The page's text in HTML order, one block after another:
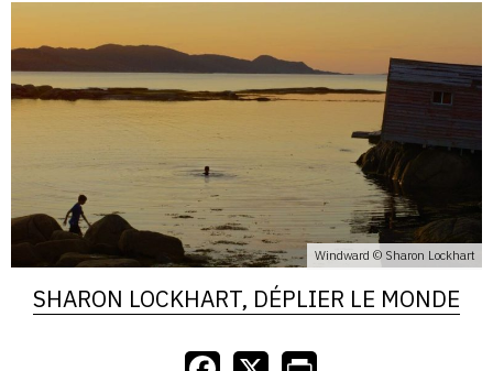
Windward © Sharon Lockhart
SHARON LOCKHART, DÉPLIER LE MONDE